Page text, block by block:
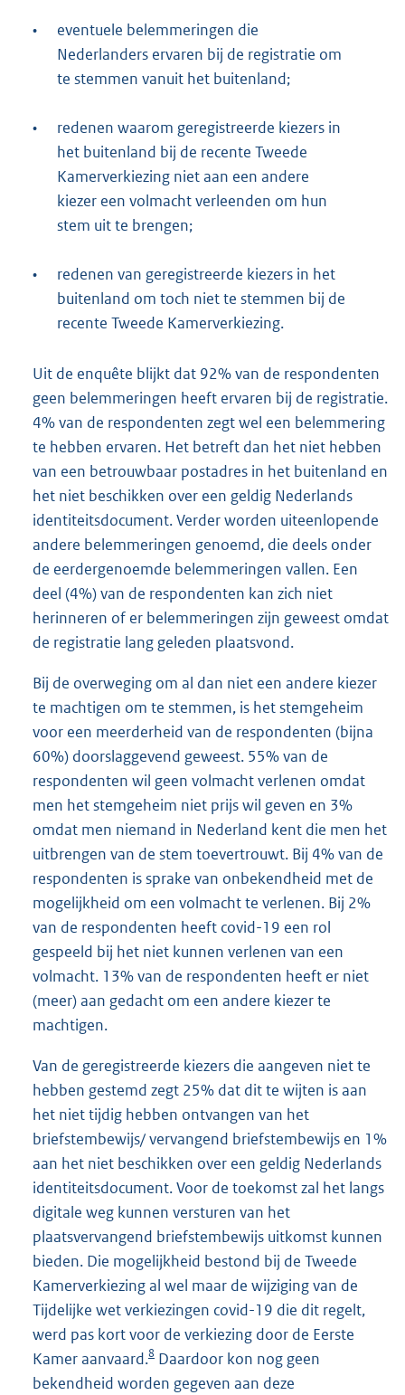
•
eventuele belemmeringen die
Nederlanders ervaren bij de registratie om
te stemmen vanuit het buitenland;
•
redenen waarom geregistreerde kiezers in
het buitenland bij de recente Tweede
Kamerverkiezing niet aan een andere
kiezer een volmacht verleenden om hun
stem uit te brengen;
•
redenen van geregistreerde kiezers in het
buitenland om toch niet te stemmen bij de
recente Tweede Kamerverkiezing.
Uit de enquête blijkt dat 92% van de respondenten
geen belemmeringen heeft ervaren bij de registratie.
4% van de respondenten zegt wel een belemmering
te hebben ervaren. Het betreft dan het niet hebben
van een betrouwbaar postadres in het buitenland en
het niet beschikken over een geldig Nederlands
identiteitsdocument. Verder worden uiteenlopende
andere belemmeringen genoemd, die deels onder
de eerdergenoemde belemmeringen vallen. Een
deel (4%) van de respondenten kan zich niet
herinneren of er belemmeringen zijn geweest omdat
de registratie lang geleden plaatsvond.
Bij de overweging om al dan niet een andere kiezer
te machtigen om te stemmen, is het stemgeheim
voor een meerderheid van de respondenten (bijna
60%) doorslaggevend geweest. 55% van de
respondenten wil geen volmacht verlenen omdat
men het stemgeheim niet prijs wil geven en 3%
omdat men niemand in Nederland kent die men het
uitbrengen van de stem toevertrouwt. Bij 4% van de
respondenten is sprake van onbekendheid met de
mogelijkheid om een volmacht te verlenen. Bij 2%
van de respondenten heeft covid-19 een rol
gespeeld bij het niet kunnen verlenen van een
volmacht. 13% van de respondenten heeft er niet
(meer) aan gedacht om een andere kiezer te
machtigen.
Van de geregistreerde kiezers die aangeven niet te
hebben gestemd zegt 25% dat dit te wijten is aan
het niet tijdig hebben ontvangen van het
briefstembewijs/ vervangend briefstembewijs en 1%
aan het niet beschikken over een geldig Nederlands
identiteitsdocument. Voor de toekomst zal het langs
digitale weg kunnen versturen van het
plaatsvervangend briefstembewijs uitkomst kunnen
bieden. Die mogelijkheid bestond bij de Tweede
Kamerverkiezing al wel maar de wijziging van de
Tijdelijke wet verkiezingen covid-19 die dit regelt,
werd pas kort voor de verkiezing door de Eerste
Kamer aanvaard.8 Daardoor kon nog geen
bekendheid worden gegeven aan deze